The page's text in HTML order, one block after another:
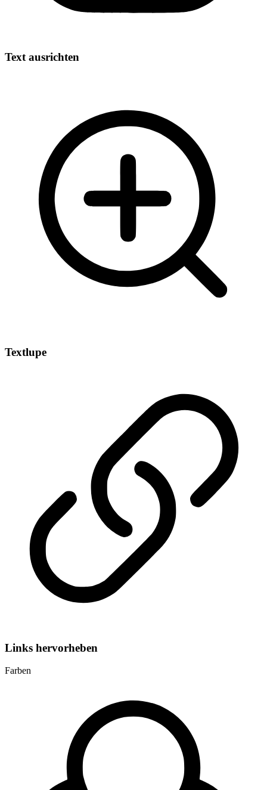
Text ausrichten
Textlupe
Links hervorheben
Farben